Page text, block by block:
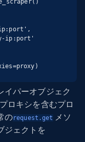
イパーオブジェク
プロキシを含むプロ
のrequest.get
メソ
ジェクトを